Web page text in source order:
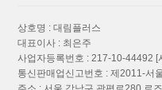
상호명 : 대림플러스
대표이사 : 최은주
사업자등록번호 : 217-10-44492 [
통신판매업신고번호 : 제2011-서